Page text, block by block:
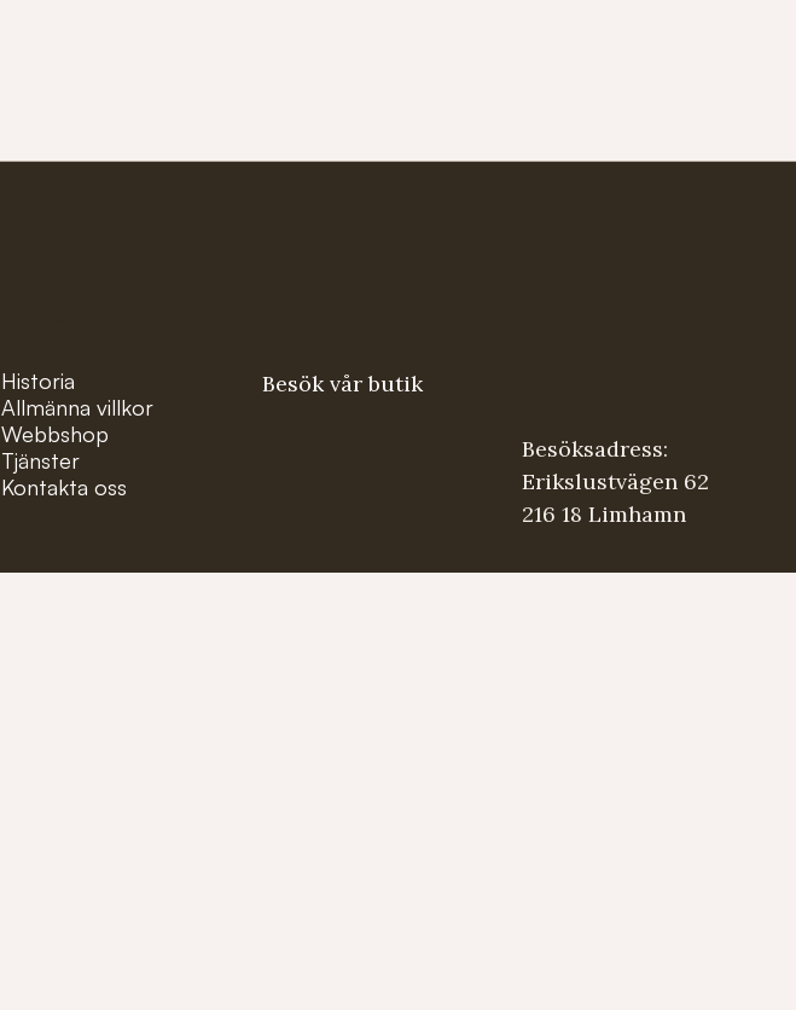
Historia
Allmänna villkor
Webbshop
Tjänster
Kontakta oss
Besök vår butik
Besöksadress:
Erikslustvägen 62
216 18 Limhamn